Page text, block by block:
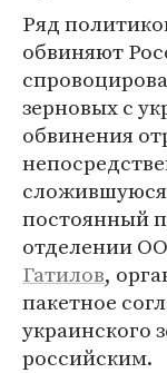
Ряд
обвиняют
зерновых с
обвинения
сложившуюся
постоянный
отделении
Гатилов,
пакетное
украинского
российским.